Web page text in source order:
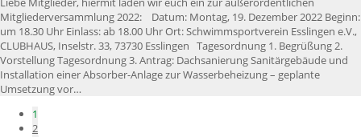
Mitgliederversammlung 2022: Datum: Montag, 19. Dezember 2022 Beginn:
um 18.30 Uhr Einlass: ab 18.00 Uhr Ort: Schwimmsportverein Esslingen e.V.,
CLUBHAUS, Inselstr. 33, 73730 Esslingen Tagesordnung 1. Begrüßung 2.
Vorstellung Tagesordnung 3. Antrag: Dachsanierung Sanitärgebäude und
Installation einer Absorber-Anlage zur Wasserbeheizung – geplante
Umsetzung vor…
1
2